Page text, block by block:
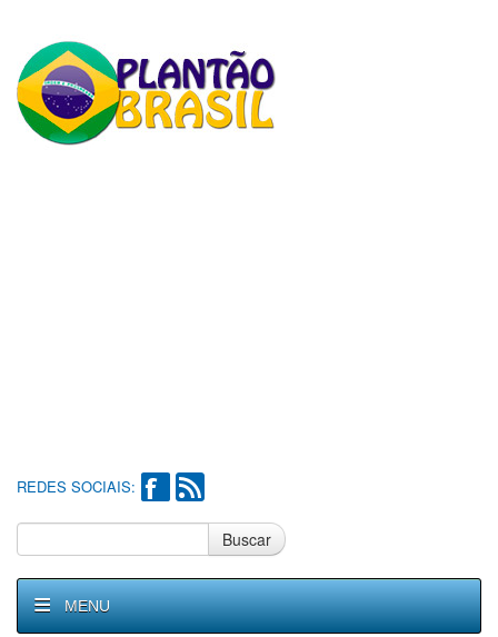
REDES SOCIAIS:
Buscar
MENU